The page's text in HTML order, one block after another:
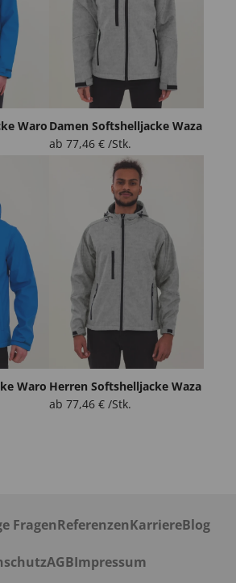
Waro Damen Softshelljacke Waza
ab 77,46 € /Stk.
Waro Herren Softshelljacke Waza
ab 77,46 € /Stk.
FragenReferenzenKarriereBlog
AGBImpressum